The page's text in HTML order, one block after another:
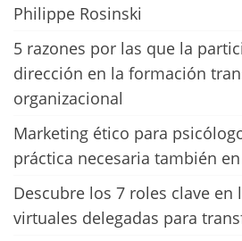
Philippe Rosinski
5 razones por las que la
dirección en la formación
organizacional
Marketing ético para
práctica necesaria también
Descubre los 7 roles clave en
virtuales delegadas para